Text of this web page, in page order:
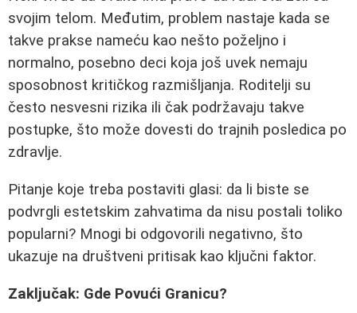
svojim telom. Međutim, problem nastaje kada se
takve prakse nameću kao nešto poželjno i
normalno, posebno deci koja još uvek nemaju
sposobnost kritičkog razmišljanja. Roditelji su
često nesvesni rizika ili čak podržavaju takve
postupke, što može dovesti do trajnih posledica po
zdravlje.
Pitanje koje treba postaviti glasi: da li biste se
podvrgli estetskim zahvatima da nisu postali toliko
popularni? Mnogi bi odgovorili negativno, što
ukazuje na društveni pritisak kao ključni faktor.
Zaključak: Gde Povući Granicu?